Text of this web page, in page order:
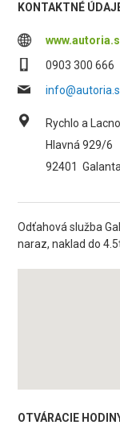
KONTAKTNÉ
0903 300 666
Rychlo a Lacno
Hlavná 929/6
92401 Galanta
Odťahová služba
naraz, naklad do
OTVÁRACIE